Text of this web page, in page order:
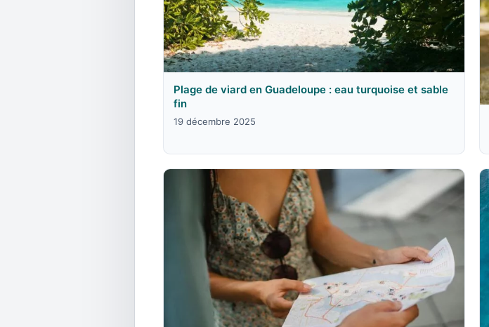
Plage de viard en Guadeloupe : eau turquoise et sable
fin
19 décembre 2025